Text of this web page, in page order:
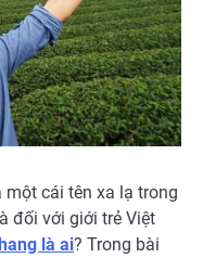
một cái tên xa lạ trong
đối với giới trẻ Việt
là ai? Trong bài